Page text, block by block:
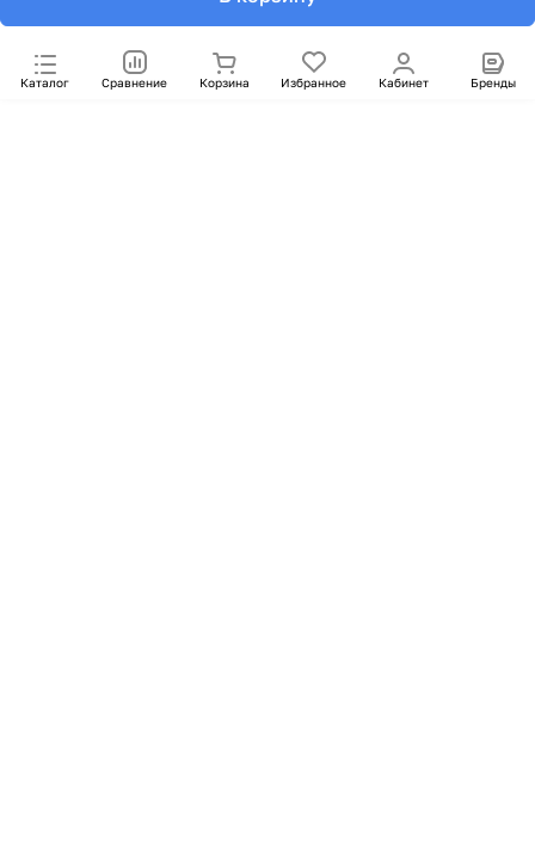
Каталог Сравнение Корзина Избранное Кабинет Бренды